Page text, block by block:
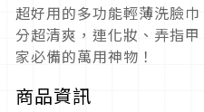
超好用的多功能輕薄洗臉
分超清爽，連化妝、弄指
家必備的萬用神物！
商品資訊